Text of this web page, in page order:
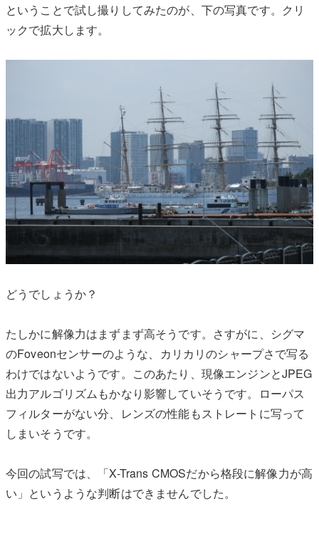
ということで試し撮りしてみたのが、下の写真です。クリ
ックで拡大します。
どうでしょうか？
たしかに解像力はまずまず高そうです。さすがに、シグマ
のFoveonセンサーのような、カリカリのシャープさで写る
わけではないようです。このあたり、現像エンジンとJPEG
出力アルゴリズムもかなり影響していそうです。ローパス
フィルターがない分、レンズの性能もストレートに写って
しまいそうです。
今回の試写では、「X-Trans CMOSだから格段に解像力が高
い」というような判断はできませんでした。